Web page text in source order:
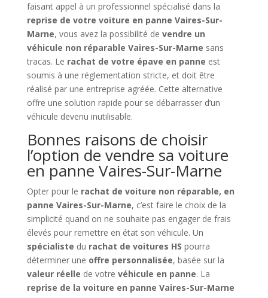
faisant appel à un professionnel spécialisé dans la
reprise de votre voiture en panne Vaires-Sur-
Marne, vous avez la possibilité de vendre un
véhicule non réparable Vaires-Sur-Marne sans
tracas. Le rachat de votre épave en panne est
soumis à une réglementation stricte, et doit être
réalisé par une entreprise agréée. Cette alternative
offre une solution rapide pour se débarrasser d’un
véhicule devenu inutilisable.
Bonnes raisons de choisir
l’option de vendre sa voiture
en panne Vaires-Sur-Marne
Opter pour le rachat de voiture non réparable, en
panne Vaires-Sur-Marne, c’est faire le choix de la
simplicité quand on ne souhaite pas engager de frais
élevés pour remettre en état son véhicule. Un
spécialiste du rachat de voitures HS pourra
déterminer une offre personnalisée, basée sur la
valeur réelle de votre véhicule en panne. La
reprise de la voiture en panne Vaires-Sur-Marne